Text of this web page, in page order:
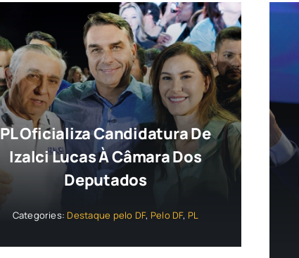
PL Oficializa Candidatura De
Izalci Lucas À Câmara Dos
Deputados
Categories: Destaque pelo DF, Pelo DF, PL